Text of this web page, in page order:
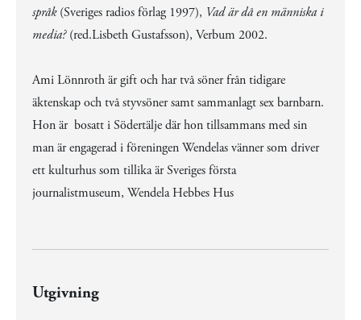
språk(Sveriges radios förlag 1997), Vad är då en människa i
media?(red.Lisbeth Gustafsson), Verbum 2002.
Ami Lönnroth är gift och har två söner från tidigare
äktenskap och två styvsöner samt sammanlagt sex barnbarn.
Hon är bosatt i Södertälje där hon tillsammans med sin
man är engagerad i föreningen Wendelas vänner som driver
ett kulturhus som tillika är Sveriges första
journalistmuseum, Wendela Hebbes Hus
Utgivning